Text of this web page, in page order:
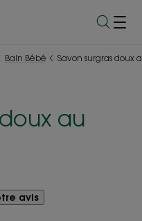
Bain Bébé Savon surgras doux
au
avis